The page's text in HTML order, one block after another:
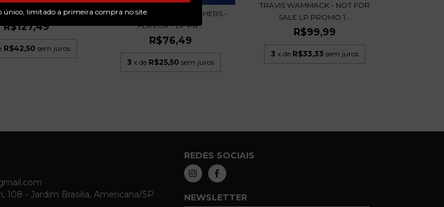
único, limitado a primeira compra no site.
- LP PROM...
R$127,49
R$42,50 sem juros
JASON AND THE SCORCHERS -
FERVOR - LP PR...
R$76,49
3 x de R$25,50 sem juros
TRAVIS WAMMACK - NOT FOR
SALE LP PROMO 1...
R$99,99
3 x de R$33,33 sem juros
108 - Jardim Brasilia, Americana/SP
REDES SOCIAIS
NEWSLETTER